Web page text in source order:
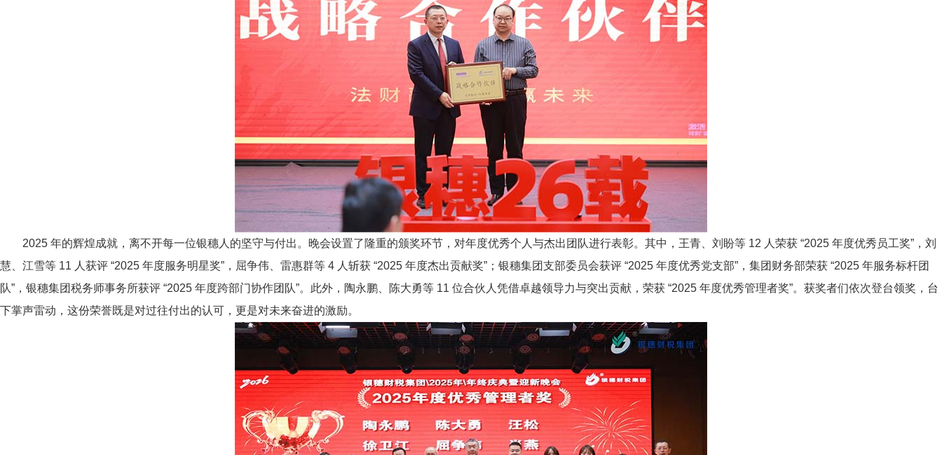
2025 年的辉煌成就，离不开每一位银穗人的坚守与付出。晚会设置了隆重的颁奖环节，对年度优秀个人与杰出团队进行表彰。其中，王青、刘盼等 12 人荣获 “2025 年度优秀员工奖”，刘
慧、江雪等 11 人获评 “2025 年度服务明星奖”，屈争伟、雷惠群等 4 人斩获 “2025 年度杰出贡献奖”；银穗集团支部委员会获评 “2025 年度优秀党支部”，集团财务部荣获 “2025 年服务标杆团
队”，银穗集团税务师事务所获评 “2025 年度跨部门协作团队”。此外，陶永鹏、陈大勇等 11 位合伙人凭借卓越领导力与突出贡献，荣获 “2025 年度优秀管理者奖”。获奖者们依次登台领奖，台
下掌声雷动，这份荣誉既是对过往付出的认可，更是对未来奋进的激励。